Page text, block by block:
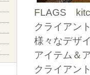
FLAGS
クライアン
様々なデザ
アイテム＆
クライアン